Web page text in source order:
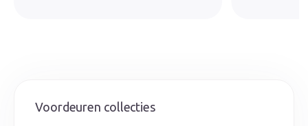
Voordeuren collecties